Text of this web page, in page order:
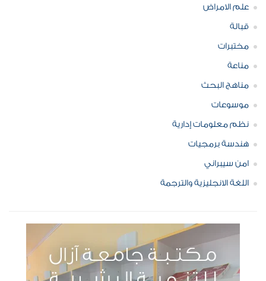
علم الامراض
قبالة
مختبرات
مناعة
مناهج البحث
موسوعات
نظم معلومات إدارية
هندسة برمجيات
امن سيبراني
اللغة الانجليزية والترجمة